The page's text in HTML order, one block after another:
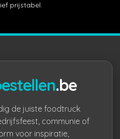
prijstabel.
.be
de juiste foodtruck
communie of
voor inspiratie,